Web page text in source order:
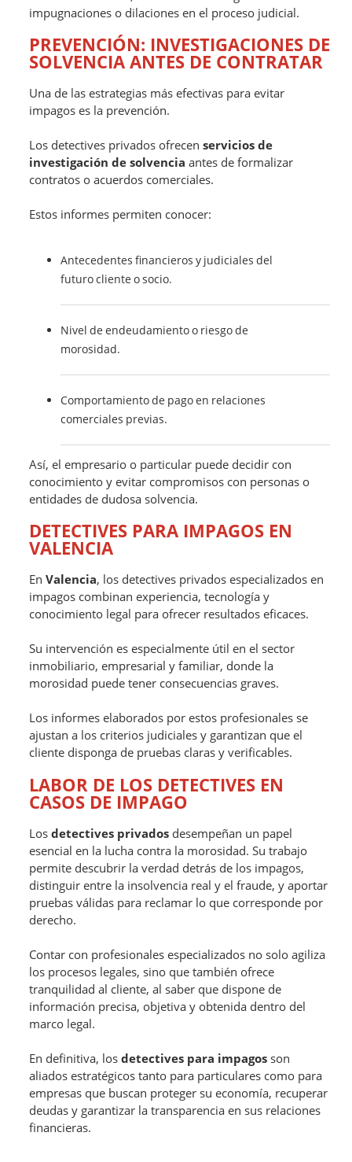
impugnaciones o dilaciones en el proceso judicial.
PREVENCIÓN: INVESTIGACIONES DE
SOLVENCIA ANTES DE CONTRATAR
Una de las estrategias más efectivas para evitar
impagos es la prevención.
Los detectives privados ofrecenservicios de
investigación de solvencia antes de formalizar
contratos o acuerdos comerciales.
Estos informes permiten conocer:
Antecedentes financieros y judiciales del
futuro cliente o socio.
Nivel de endeudamiento o riesgo de
morosidad.
Comportamiento de pago en relaciones
comerciales previas.
Así, el empresario o particular puede decidir con
conocimiento y evitar compromisos con personas o
entidades de dudosa solvencia.
DETECTIVES PARA IMPAGOS EN
VALENCIA
EnValencia, los detectives privados especializados en
impagos combinan experiencia, tecnología y
conocimiento legal para ofrecer resultados eficaces.
Su intervención es especialmente útil en el sector
inmobiliario, empresarial y familiar, donde la
morosidad puede tener consecuencias graves.
Los informes elaborados por estos profesionales se
ajustan a los criterios judiciales y garantizan que el
cliente disponga de pruebas claras y verificables.
LABOR DE LOS DETECTIVES EN
CASOS DE IMPAGO
Losdetectives privados desempeñan un papel
esencial en la lucha contra la morosidad. Su trabajo
permite descubrir la verdad detrás de los impagos,
distinguir entre la insolvencia real y el fraude, y aportar
pruebas válidas para reclamar lo que corresponde por
derecho.
Contar con profesionales especializados no solo agiliza
los procesos legales, sino que también ofrece
tranquilidad al cliente, al saber que dispone de
información precisa, objetiva y obtenida dentro del
marco legal.
En definitiva, losdetectives para impagos son
aliados estratégicos tanto para particulares como para
empresas que buscan proteger su economía, recuperar
deudas y garantizar la transparencia en sus relaciones
financieras.